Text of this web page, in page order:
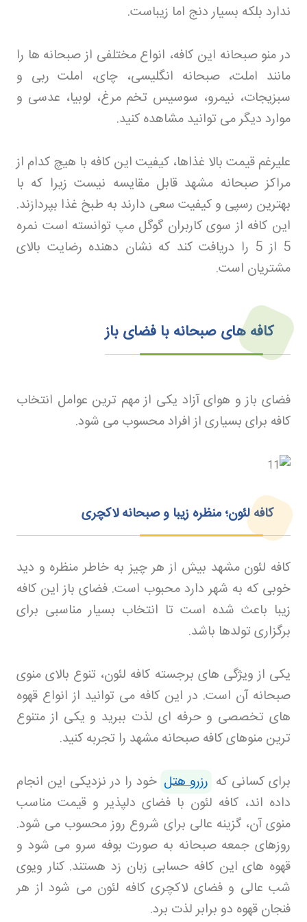
ندارد بلکه بسیار دنج اما زیباست.
در منو صبحانه این کافه، انواع مختلفی از صبحانه ها را
مانند املت، صبحانه انگلیسی، چای، املت ربی و
سبزیجات، نیمرو، سوسیس تخم مرغ، لوبیا، عدسی و
موارد دیگر می توانید مشاهده کنید.
علیرغم قیمت بالا غذاها، کیفیت این کافه با هیچ کدام از
مراکز صبحانه مشهد قابل مقایسه نیست زیرا که با
بهترین رسپی و کیفیت سعی دارند به طبخ غذا بپردازند.
این کافه از سوی کاربران گوگل مپ توانسته است نمره
5 از 5 را دریافت کند که نشان دهنده رضایت بالای
مشتریان است.
کافه های صبحانه با فضای باز
فضای باز و هوای آزاد یکی از مهم ترین عوامل انتخاب
کافه برای بسیاری از افراد محسوب می شود.
کافه لئون؛ منظره زیبا و صبحانه لاکچری
کافه لئون مشهد بیش از هر چیز به خاطر منظره و دید
خوبی که به شهر دارد محبوب است. فضای باز این کافه
زیبا باعث شده است تا انتخاب بسیار مناسبی برای
برگزاری تولدها باشد.
یکی از ویژگی های برجسته کافه لئون، تنوع بالای منوی
صبحانه آن است. در این کافه می توانید از انواع قهوه
های تخصصی و حرفه ای لذت ببرید و یکی از متنوع
ترین منوهای کافه صبحانه مشهد را تجربه کنید.
برای کسانی که رزرو هتل خود را در نزدیکی این انجام
داده اند، کافه لئون با فضای دلپذیر و قیمت مناسب
منوی آن، گزینه عالی برای شروع روز محسوب می شود.
روزهای جمعه صبحانه به صورت بوفه سرو می شود و
قهوه های این کافه حسابی زبان زد هستند. کنار ویوی
شب عالی و فضای لاکچری کافه لئون می شود از هر
فنجان قهوه دو برابر لذت برد.